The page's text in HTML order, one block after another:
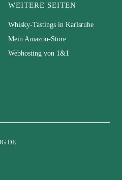
WEITERE SEITEN
Whisky-Tastings in Karlsruhe
Mein Amazon-Store
Webhosting von 1&1